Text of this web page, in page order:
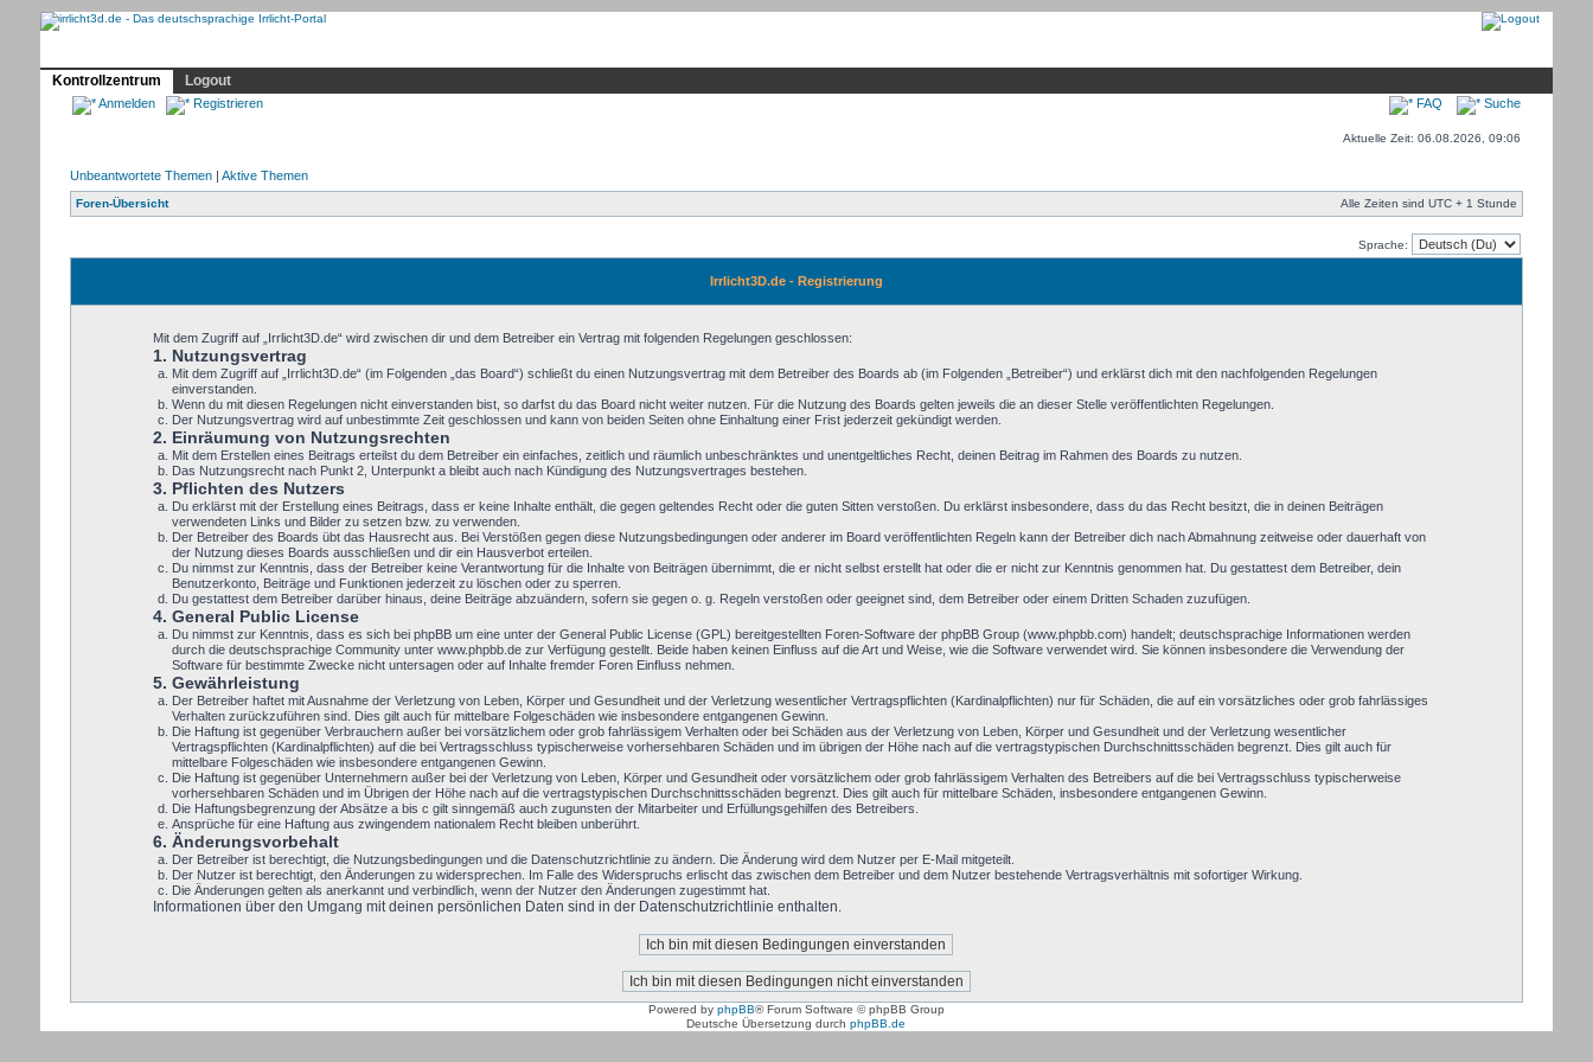
Kontrollzentrum
Logout
Anmelden Registrieren FAQ Suche
Aktuelle Zeit: 06.08.2026, 09:06
Unbeantwortete Themen| Aktive Themen
Foren-Übersicht Alle Zeiten sind UTC + 1 Stunde
Sprache:
Irrlicht3D.de - Registrierung
Mit dem Zugriff auf „Irrlicht3D.de“ wird zwischen dir und dem Betreiber ein Vertrag mit folgenden Regelungen geschlossen:
1. Nutzungsvertrag
Mit dem Zugriff auf „Irrlicht3D.de“ (im Folgenden „das Board“) schließt du einen Nutzungsvertrag mit dem Betreiber des Boards ab (im Folgenden „Betreiber“) und erklärst dich mit den nachfolgenden Regelungen
einverstanden.
Wenn du mit diesen Regelungen nicht einverstanden bist, so darfst du das Board nicht weiter nutzen. Für die Nutzung des Boards gelten jeweils die an dieser Stelle veröffentlichten Regelungen.
Der Nutzungsvertrag wird auf unbestimmte Zeit geschlossen und kann von beiden Seiten ohne Einhaltung einer Frist jederzeit gekündigt werden.
2. Einräumung von Nutzungsrechten
Mit dem Erstellen eines Beitrags erteilst du dem Betreiber ein einfaches, zeitlich und räumlich unbeschränktes und unentgeltliches Recht, deinen Beitrag im Rahmen des Boards zu nutzen.
Das Nutzungsrecht nach Punkt 2, Unterpunkt a bleibt auch nach Kündigung des Nutzungsvertrages bestehen.
3. Pflichten des Nutzers
Du erklärst mit der Erstellung eines Beitrags, dass er keine Inhalte enthält, die gegen geltendes Recht oder die guten Sitten verstoßen. Du erklärst insbesondere, dass du das Recht besitzt, die in deinen Beiträgen
verwendeten Links und Bilder zu setzen bzw. zu verwenden.
Der Betreiber des Boards übt das Hausrecht aus. Bei Verstößen gegen diese Nutzungsbedingungen oder anderer im Board veröffentlichten Regeln kann der Betreiber dich nach Abmahnung zeitweise oder dauerhaft von
der Nutzung dieses Boards ausschließen und dir ein Hausverbot erteilen.
Du nimmst zur Kenntnis, dass der Betreiber keine Verantwortung für die Inhalte von Beiträgen übernimmt, die er nicht selbst erstellt hat oder die er nicht zur Kenntnis genommen hat. Du gestattest dem Betreiber, dein
Benutzerkonto, Beiträge und Funktionen jederzeit zu löschen oder zu sperren.
Du gestattest dem Betreiber darüber hinaus, deine Beiträge abzuändern, sofern sie gegen o. g. Regeln verstoßen oder geeignet sind, dem Betreiber oder einem Dritten Schaden zuzufügen.
4. General Public License
Du nimmst zur Kenntnis, dass es sich bei phpBB um eine unter der General Public License (GPL) bereitgestellten Foren-Software der phpBB Group (www.phpbb.com) handelt; deutschsprachige Informationen werden
durch die deutschsprachige Community unter www.phpbb.de zur Verfügung gestellt. Beide haben keinen Einfluss auf die Art und Weise, wie die Software verwendet wird. Sie können insbesondere die Verwendung der
Software für bestimmte Zwecke nicht untersagen oder auf Inhalte fremder Foren Einfluss nehmen.
5. Gewährleistung
Der Betreiber haftet mit Ausnahme der Verletzung von Leben, Körper und Gesundheit und der Verletzung wesentlicher Vertragspflichten (Kardinalpflichten) nur für Schäden, die auf ein vorsätzliches oder grob fahrlässiges
Verhalten zurückzuführen sind. Dies gilt auch für mittelbare Folgeschäden wie insbesondere entgangenen Gewinn.
Die Haftung ist gegenüber Verbrauchern außer bei vorsätzlichem oder grob fahrlässigem Verhalten oder bei Schäden aus der Verletzung von Leben, Körper und Gesundheit und der Verletzung wesentlicher
Vertragspflichten (Kardinalpflichten) auf die bei Vertragsschluss typischerweise vorhersehbaren Schäden und im übrigen der Höhe nach auf die vertragstypischen Durchschnittsschäden begrenzt. Dies gilt auch für
mittelbare Folgeschäden wie insbesondere entgangenen Gewinn.
Die Haftung ist gegenüber Unternehmern außer bei der Verletzung von Leben, Körper und Gesundheit oder vorsätzlichem oder grob fahrlässigem Verhalten des Betreibers auf die bei Vertragsschluss typischerweise
vorhersehbaren Schäden und im Übrigen der Höhe nach auf die vertragstypischen Durchschnittsschäden begrenzt. Dies gilt auch für mittelbare Schäden, insbesondere entgangenen Gewinn.
Die Haftungsbegrenzung der Absätze a bis c gilt sinngemäß auch zugunsten der Mitarbeiter und Erfüllungsgehilfen des Betreibers.
Ansprüche für eine Haftung aus zwingendem nationalem Recht bleiben unberührt.
6. Änderungsvorbehalt
Der Betreiber ist berechtigt, die Nutzungsbedingungen und die Datenschutzrichtlinie zu ändern. Die Änderung wird dem Nutzer per E-Mail mitgeteilt.
Der Nutzer ist berechtigt, den Änderungen zu widersprechen. Im Falle des Widerspruchs erlischt das zwischen dem Betreiber und dem Nutzer bestehende Vertragsverhältnis mit sofortiger Wirkung.
Die Änderungen gelten als anerkannt und verbindlich, wenn der Nutzer den Änderungen zugestimmt hat.
Informationen über den Umgang mit deinen persönlichen Daten sind in der Datenschutzrichtlinie enthalten.
Powered by phpBB® Forum Software © phpBB Group
Deutsche Übersetzung durchphpBB.de